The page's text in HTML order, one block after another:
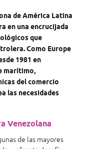
de América Latina
en una encrucijada
que
Como Europe
1981 en
marítimo,
del comercio
las necesidades
Venezolana
de las mayores